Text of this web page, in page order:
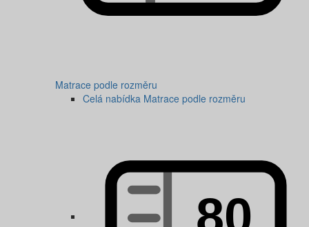
Matrace podle rozměru
Celá nabídka Matrace podle rozměru